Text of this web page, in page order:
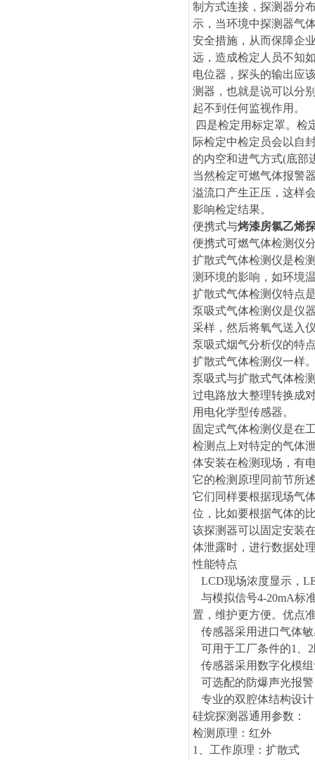
制方式连接，探测器分
示，当环境中探测器气
安全措施，从而保障企
远，造成检定人员不知
电位器，探头的输出应
测器，也就是说可以分
起不到任何监视作用。
四是检定用标定罩。检
际检定中检定员会以自
的内空和进气方式(底部
当然检定可燃气体报警
溢流口产生正压，这样
影响检定结果。
便携式与烤漆房氯乙烯
便携式可燃气体检测仪
扩散式气体检测仪是检
测环境的影响，如环境
扩散式气体检测仪特点
泵吸式气体检测仪是仪
采样，然后将氧气送入
泵吸式烟气分析仪的特
扩散式气体检测仪一样
泵吸式与扩散式气体检
过电路放大整理转换成
用电化学型传感器。
固定式气体检测仪是在
检测点上对特定的气体
体安装在检测现场，有
它的检测原理同前节所
它们同样要根据现场气
位，比如要根据气体的
该探测器可以固定安装
体泄露时，进行数据处
性能特点
LCD现场浓度显示，
与模拟信号4-20mA标
置，维护更方便。优点
传感器采用进口气体
可用于工厂条件的1、
传感器采用数字化模
可选配的防爆声光报
专业的双腔体结构设
硅烷探测器通用参数：
检测原理：红外
1、工作原理：扩散式